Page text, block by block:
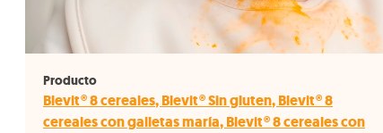
Producto
Blevit® 8 cereales,Blevit® Sin gluten,Blevit® 8
cereales con galletas maría,Blevit® 8 cereales con